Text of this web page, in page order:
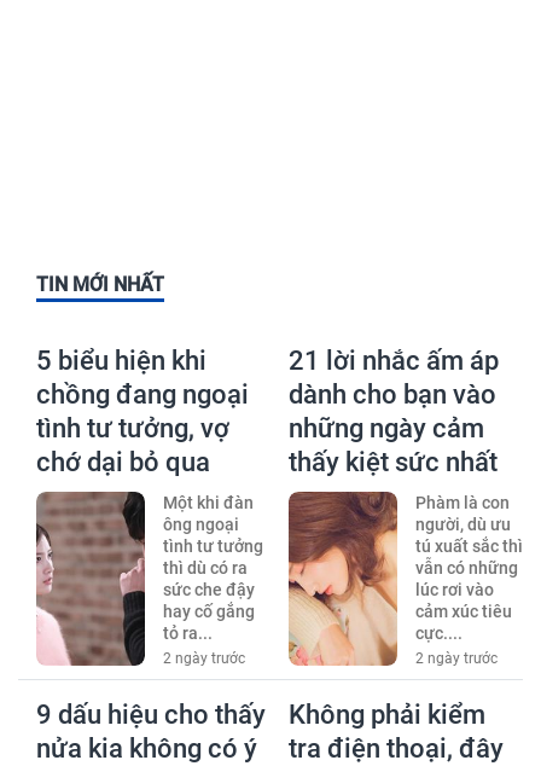
TIN MỚI NHẤT
5 biểu hiện khi
chồng đang ngoại
tình tư tưởng, vợ
chớ dại bỏ qua
Một khi đàn
ông ngoại
tình tư tưởng
thì dù có ra
sức che đậy
hay cố gắng
tỏ ra...
2 ngày trước
21 lời nhắc ấm áp
dành cho bạn vào
những ngày cảm
thấy kiệt sức nhất
Phàm là con
người, dù ưu
tú xuất sắc thì
vẫn có những
lúc rơi vào
cảm xúc tiêu
cực....
2 ngày trước
9 dấu hiệu cho thấy
nửa kia không có ý
Không phải kiểm
tra điện thoại, đây